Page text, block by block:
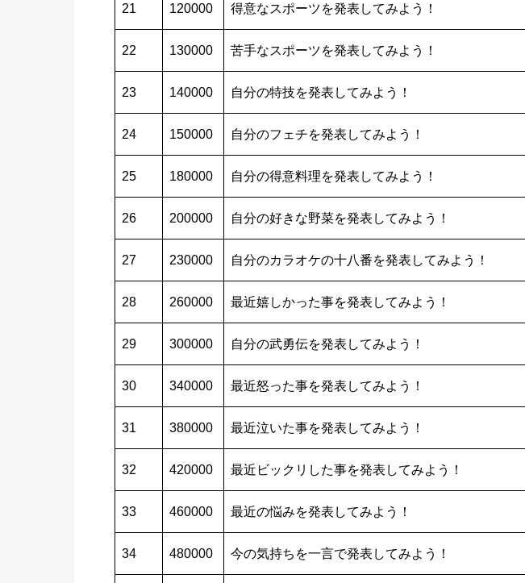
21 120000 得意なスポーツを発表してみよう！
22 130000 苦手なスポーツを発表してみよう！
23 140000 自分の特技を発表してみよう！
24 150000 自分のフェチを発表してみよう！
25 180000 自分の得意料理を発表してみよう！
26 200000 自分の好きな野菜を発表してみよう！
27 230000 自分のカラオケの十八番を発表してみよう！
28 260000 最近嬉しかった事を発表してみよう！
29 300000 自分の武勇伝を発表してみよう！
30 340000 最近怒った事を発表してみよう！
31 380000 最近泣いた事を発表してみよう！
32 420000 最近ビックリした事を発表してみよう！
33 460000 最近の悩みを発表してみよう！
34 480000 今の気持ちを一言で発表してみよう！